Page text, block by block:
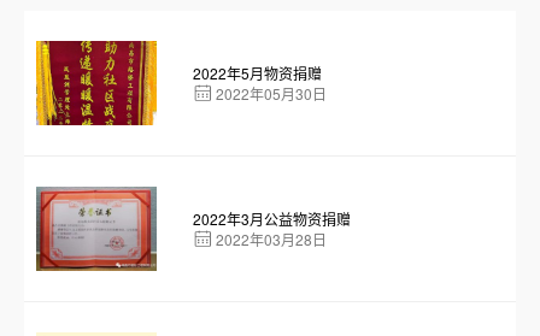
2022年5月物资捐赠
2022年05月30日
2022年3月公益物资捐赠
2022年03月28日